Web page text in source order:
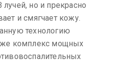
лучей, но и прекрасно
и смягчает кожу.
технологию
комплекс мощных